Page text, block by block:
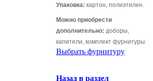
Упаковка: картон, полиэтилен.
Можно приобрести
дополнительно: доборы,
капители, комплект фурнитуры.
Выбрать фурнитуру
Назад в раздел